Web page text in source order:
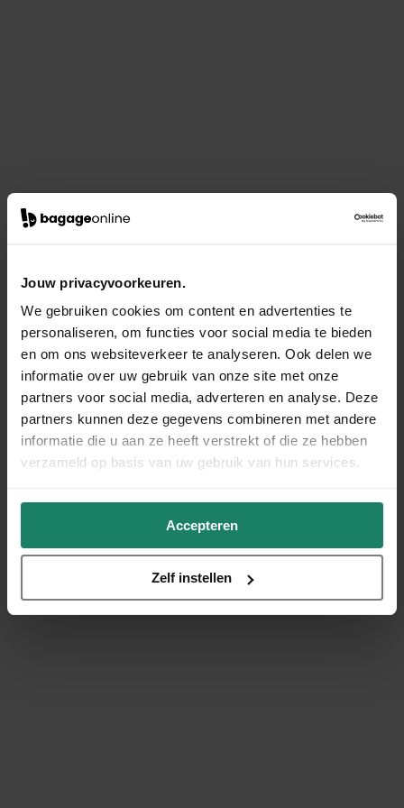
Jouw privacyvoorkeuren.
We gebruiken cookies om content en advertenties te
personaliseren, om functies voor social media te bieden
en om ons websiteverkeer te analyseren. Ook delen we
informatie over uw gebruik van onze site met onze
partners voor social media, adverteren en analyse. Deze
partners kunnen deze gegevens combineren met andere
informatie die u aan ze heeft verstrekt of die ze hebben
verzameld op basis van uw gebruik van hun services.
Accepteren
Zelf instellen